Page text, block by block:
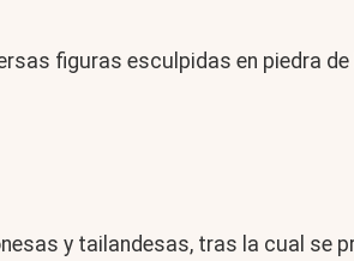
figuras esculpidas en piedra
y tailandesas, tras la cual se